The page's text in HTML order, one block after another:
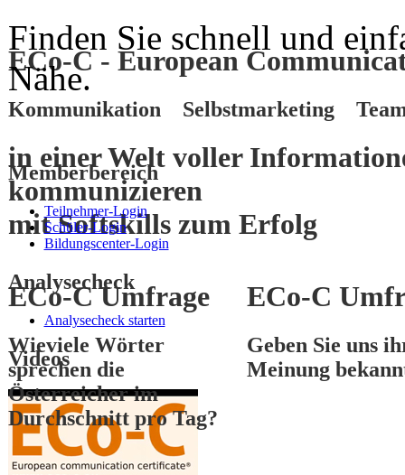
ECo-C - European
Kommunikation Selbstmarketing
in einer Welt voller
kommunizieren
mitSoftskillszum Erfolg
ECo-C Umfrage
Wieviele Wörter
sprechen die
Österreicher im
Durchschnitt pro Tag?
ECo-C
Geben Sie uns
Meinung
3
Finden Sie schnell und
Nähe.
Memberbereich
Teilnehmer-Login
Schüler-Login
Bildungscenter-Login
Analysecheck
Analysecheck starten
Videos